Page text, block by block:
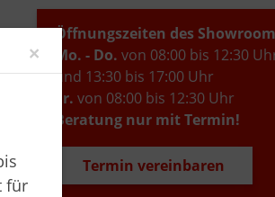
Öffnungszeiten des
Mo. - Do. von 08:00 bis 12:30
und 13:30 bis 17:00 Uhr
Fr. von 08:00 bis 12:30 Uhr
Beratung nur mit Termin!
Termin vereinbaren
× Close
für